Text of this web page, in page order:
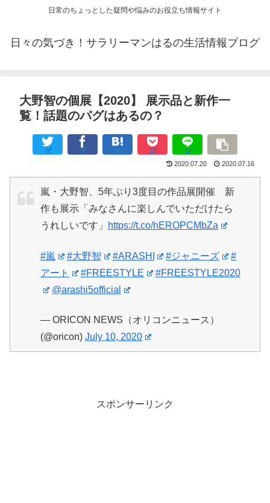
日常のちょっとした疑問や悩みのお役立ち情報サイト
日々の気づき！サラリーマンはるの生活情報ブログ
大野智の個展【2020】 展示品と新作一
覧！話題のパグはあるの？
2020.07.20 2020.07.16
嵐・大野智、5年ぶり3度目の作品展開催 新
作も展示「みなさんに楽しんでいただけたら
うれしいです」
https://t.co/hEROPCMbZa
#嵐 #大野智 #ARASHI #ジャニーズ
#
アート
#FREESTYLE
#FREESTYLE2020
@arashi5official
— ORICON NEWS（オリコンニュース）
(@oricon) July 10, 2020
スポンサーリンク